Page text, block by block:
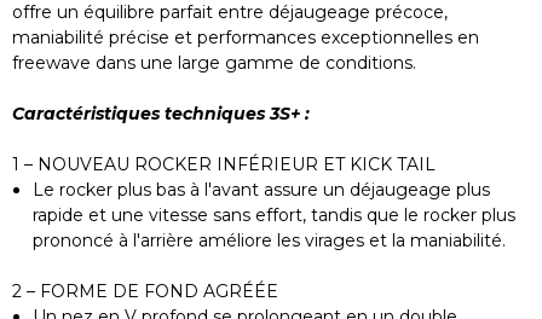
offre un équilibre parfait entre déjaugeage précoce,
maniabilité précise et performances exceptionnelles en
freewave dans une large gamme de conditions.
Caractéristiques techniques 3S+ :
1 – NOUVEAU ROCKER INFÉRIEUR ET KICK TAIL
Le rocker plus bas à l'avant assure un déjaugeage plus
rapide et une vitesse sans effort, tandis que le rocker plus
prononcé à l'arrière améliore les virages et la maniabilité.
2 – FORME DE FOND AGRÉÉE